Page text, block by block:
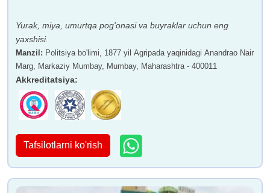
Yurak, miya, umurtqa pog'onasi va buyraklar uchun eng
yaxshisi.
Manzil : Politsiya bo'limi, 1877 yil Agripada yaqinidagi Anandrao Nair
Marg, Markaziy Mumbay, Mumbay, Maharashtra - 400011
Akkreditatsiya:
Tafsilotlarni ko'rish